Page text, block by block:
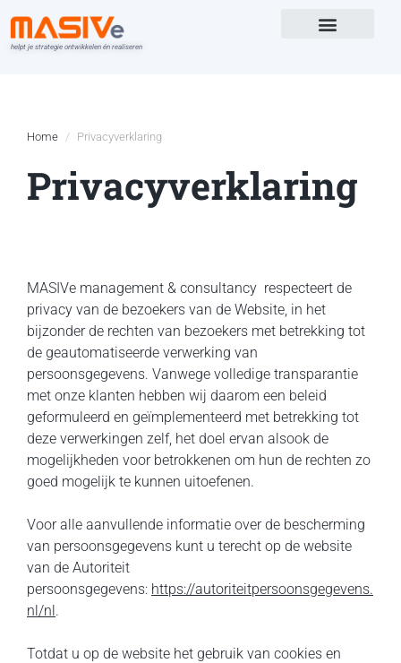
helpt je strategie ontwikkelen én realiseren
Home Privacyverklaring
Privacyverklaring
MASIVe management & consultancy respecteert de
privacy van de bezoekers van de Website, in het
bijzonder de rechten van bezoekers met betrekking tot
de geautomatiseerde verwerking van
persoonsgegevens. Vanwege volledige transparantie
met onze klanten hebben wij daarom een beleid
geformuleerd en geïmplementeerd met betrekking tot
deze verwerkingen zelf, het doel ervan alsook de
mogelijkheden voor betrokkenen om hun de rechten zo
goed mogelijk te kunnen uitoefenen.
Voor alle aanvullende informatie over de bescherming
van persoonsgegevens kunt u terecht op de website
van de Autoriteit
persoonsgegevens: https://autoriteitpersoonsgegevens.
nl/nl.
Totdat u op de website het gebruik van cookies en